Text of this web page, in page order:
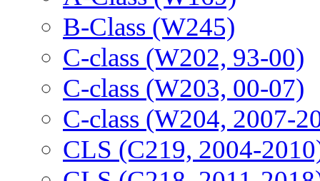
B-Class (W245)
C-class (W202, 93-00)
C-class (W203, 00-07)
C-class (W204, 2007-
CLS (C219, 2004-